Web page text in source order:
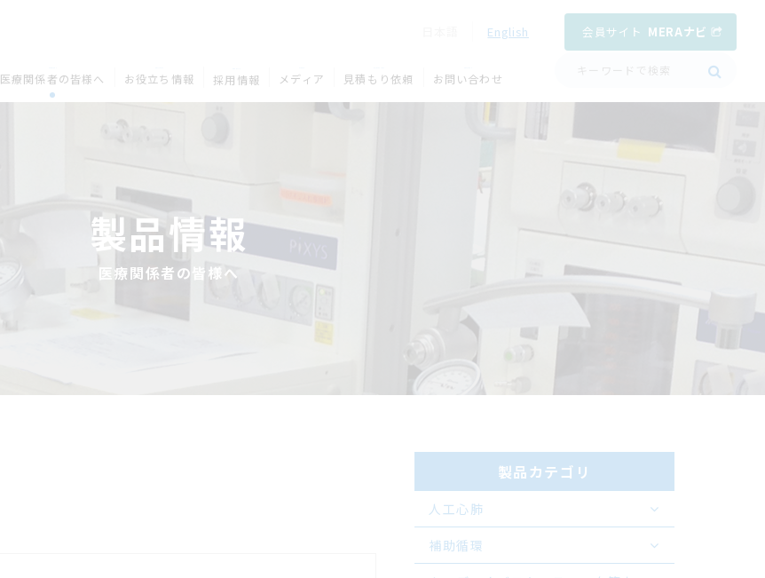
English 会員サイト MERAナビ
医療関係者の皆様へ お役立ち情報 採用情報 メディア 見積もり依頼 お問い合わせ
製品情報
医療関係者の皆様へ
製品カテゴリ
人工心肺
補助循環